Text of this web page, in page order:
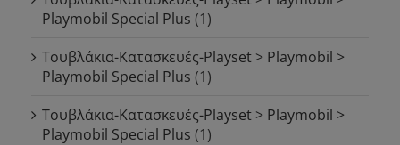
Playmobil Special Plus (1)
Τουβλάκια-Κατασκευές-Playset > Playmobil >
Playmobil Special Plus (1)
Τουβλάκια-Κατασκευές-Playset > Playmobil >
Playmobil Special Plus (1)